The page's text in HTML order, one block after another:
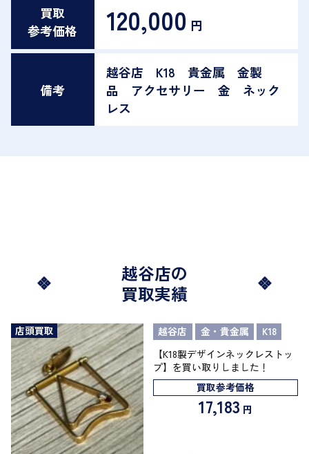
買取
参考価格
120,000 円
備考
越谷店 K18 貴金属 金製
品 アクセサリー 金 ネック
レス
越谷店の
買取実績
店頭買取 越谷店 金・貴金属
K18
【K18製デザインネックレストッ
プ】を買い取りしました！
買取参考価格
17,183 円